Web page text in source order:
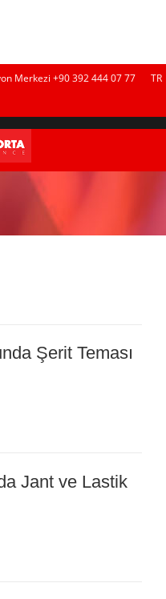
Merkezi +90 392 444 07 77
TR
Şerit Teması
Jant ve Lastik